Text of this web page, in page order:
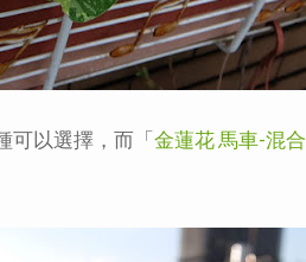
可以選擇，而「金蓮花 馬車-混合